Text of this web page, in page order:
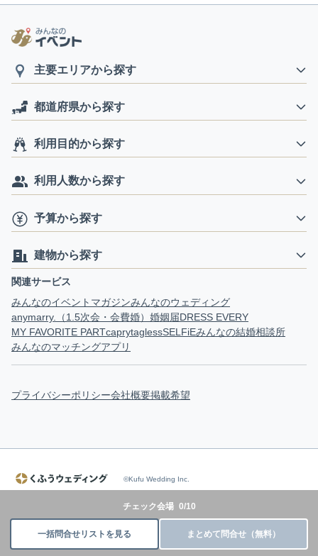
チェック会場 0/10
一括問合せリストを見る まとめて問合せ（無料）
主要エリアから探す
都道府県から探す
利用目的から探す
利用人数から探す
予算から探す
建物から探す
関連サービス
みんなのイベントマガジンみんなのウェディング
anymarry.（1.5次会・会費婚） 婚姻届DRESS EVERY
MY FAVORITE PARTcaprytaglessSELFiEみんなの結婚相談所
みんなのマッチングアプリ
プライバシーポリシー会社概要掲載希望
©Kufu Wedding Inc.